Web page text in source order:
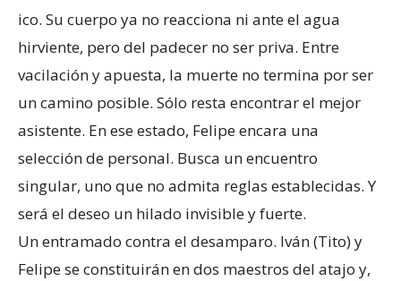
ico. Su cuerpo ya no reacciona ni ante el agua
hirviente, pero del padecer no ser priva. Entre
vacilación y apuesta, la muerte no termina por ser
un camino posible. Sólo resta encontrar el mejor
asistente. En ese estado, Felipe encara una
selección de personal. Busca un encuentro
singular, uno que no admita reglas establecidas. Y
será el deseo un hilado invisible y fuerte.
Un entramado contra el desamparo. Iván (Tito) y
Felipe se constituirán en dos maestros del atajo y,